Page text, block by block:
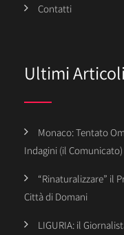
Contatti
Ultimi Articoli
Monaco: Tentato
Indagini (il Comunicato)
“Rinaturalizzare” il
Città di Domani
LIGURIA: il